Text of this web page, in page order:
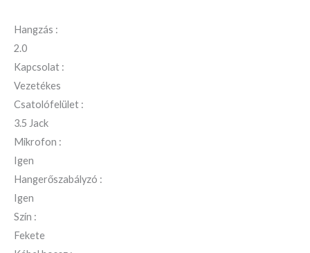
Hangzás :
2.0
Kapcsolat :
Vezetékes
Csatolófelület :
3.5 Jack
Mikrofon :
Igen
Hangerőszabályzó :
Igen
Szín :
Fekete